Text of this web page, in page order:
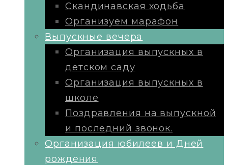
Скандинавская ходьба
Организуем марафон
Выпускные вечера
Организация выпускных в
детском саду
Организация выпускных в
школе
Поздравления на выпускной
и последний звонок.
Организация юбилеев и Дней
рождения